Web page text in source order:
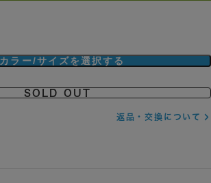
カラー/サイズを選択する
SOLD OUT
返品・交換について